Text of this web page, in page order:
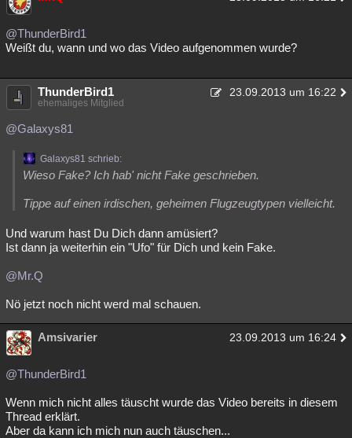
@ThunderBird1
Weißt du, wann und wo das Video aufgenommen wurde?
ThunderBird1 23.09.2013 um 16:22
ehemaliges Mitglied
@Galaxys81
Galaxys81 schrieb:
Wieso Fake? Ich hab' nicht Fake geschrieben.
Tippe auf einen irdischen, geheimen Flugzeugtypen vielleicht.
Und warum hast Du Dich dann amüsiert?
Ist dann ja weiterhin ein "Ufo" für Dich und kein Fake.
@Mr.Q
Nö jetzt noch nicht werd mal schauen.
Amsivarier 23.09.2013 um 16:24
@ThunderBird1
Wenn mich nicht alles täuscht wurde das Video bereits in diesem
Thread erklärt.
Aber da kann ich mich nun auch täuschen...